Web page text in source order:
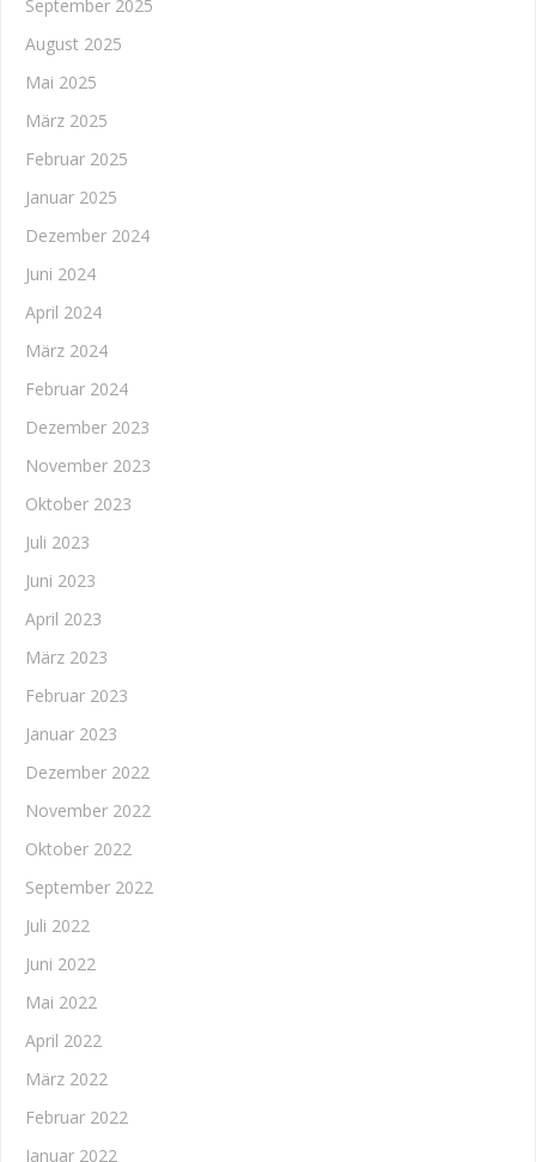
September 2025
August 2025
Mai 2025
März 2025
Februar 2025
Januar 2025
Dezember 2024
Juni 2024
April 2024
März 2024
Februar 2024
Dezember 2023
November 2023
Oktober 2023
Juli 2023
Juni 2023
April 2023
März 2023
Februar 2023
Januar 2023
Dezember 2022
November 2022
Oktober 2022
September 2022
Juli 2022
Juni 2022
Mai 2022
April 2022
März 2022
Februar 2022
Januar 2022